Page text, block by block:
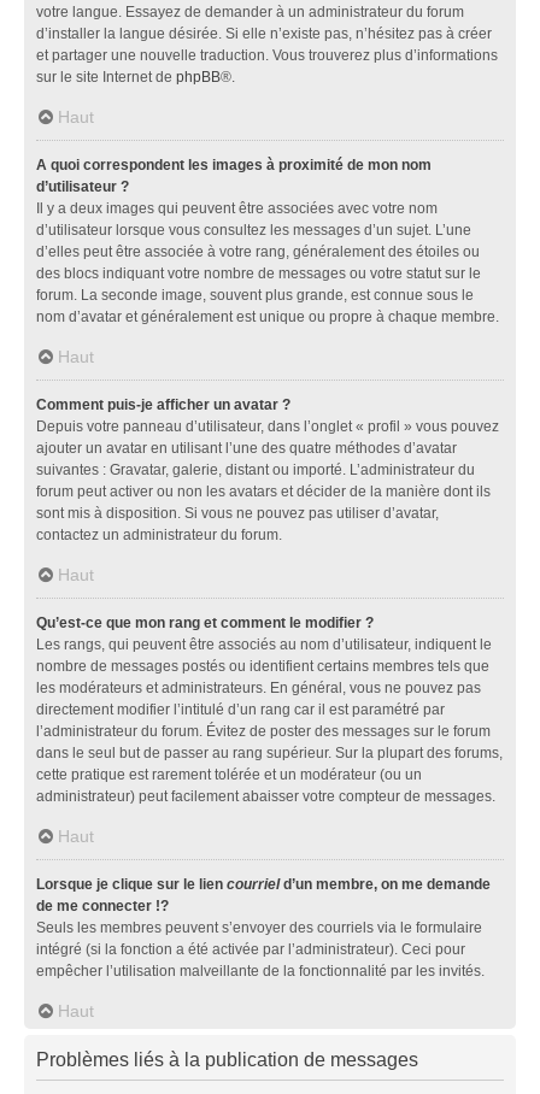
votre langue. Essayez de demander à un administrateur du forum
d’installer la langue désirée. Si elle n’existe pas, n’hésitez pas à créer
et partager une nouvelle traduction. Vous trouverez plus d’informations
sur le site Internet de phpBB®.
Haut
A quoi correspondent les images à proximité de mon nom
d’utilisateur ?
Il y a deux images qui peuvent être associées avec votre nom
d’utilisateur lorsque vous consultez les messages d’un sujet. L’une
d’elles peut être associée à votre rang, généralement des étoiles ou
des blocs indiquant votre nombre de messages ou votre statut sur le
forum. La seconde image, souvent plus grande, est connue sous le
nom d’avatar et généralement est unique ou propre à chaque membre.
Haut
Comment puis-je afficher un avatar ?
Depuis votre panneau d’utilisateur, dans l’onglet « profil » vous pouvez
ajouter un avatar en utilisant l’une des quatre méthodes d’avatar
suivantes : Gravatar, galerie, distant ou importé. L’administrateur du
forum peut activer ou non les avatars et décider de la manière dont ils
sont mis à disposition. Si vous ne pouvez pas utiliser d’avatar,
contactez un administrateur du forum.
Haut
Qu’est-ce que mon rang et comment le modifier ?
Les rangs, qui peuvent être associés au nom d’utilisateur, indiquent le
nombre de messages postés ou identifient certains membres tels que
les modérateurs et administrateurs. En général, vous ne pouvez pas
directement modifier l’intitulé d’un rang car il est paramétré par
l’administrateur du forum. Évitez de poster des messages sur le forum
dans le seul but de passer au rang supérieur. Sur la plupart des forums,
cette pratique est rarement tolérée et un modérateur (ou un
administrateur) peut facilement abaisser votre compteur de messages.
Haut
Lorsque je clique sur le lien courrield’un membre, on me demande
de me connecter !?
Seuls les membres peuvent s’envoyer des courriels via le formulaire
intégré (si la fonction a été activée par l’administrateur). Ceci pour
empêcher l’utilisation malveillante de la fonctionnalité par les invités.
Haut
Problèmes liés à la publication de messages